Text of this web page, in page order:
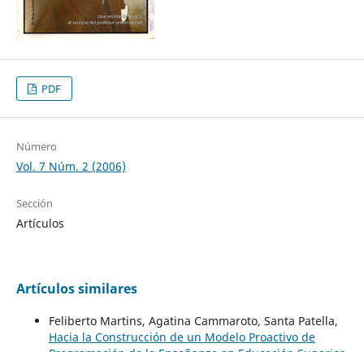
PDF
Número
Vol. 7 Núm. 2 (2006)
Sección
Artículos
Artículos similares
Feliberto Martins, Agatina Cammaroto, Santa Patella,
Hacia la Construcción de un Modelo Proactivo de